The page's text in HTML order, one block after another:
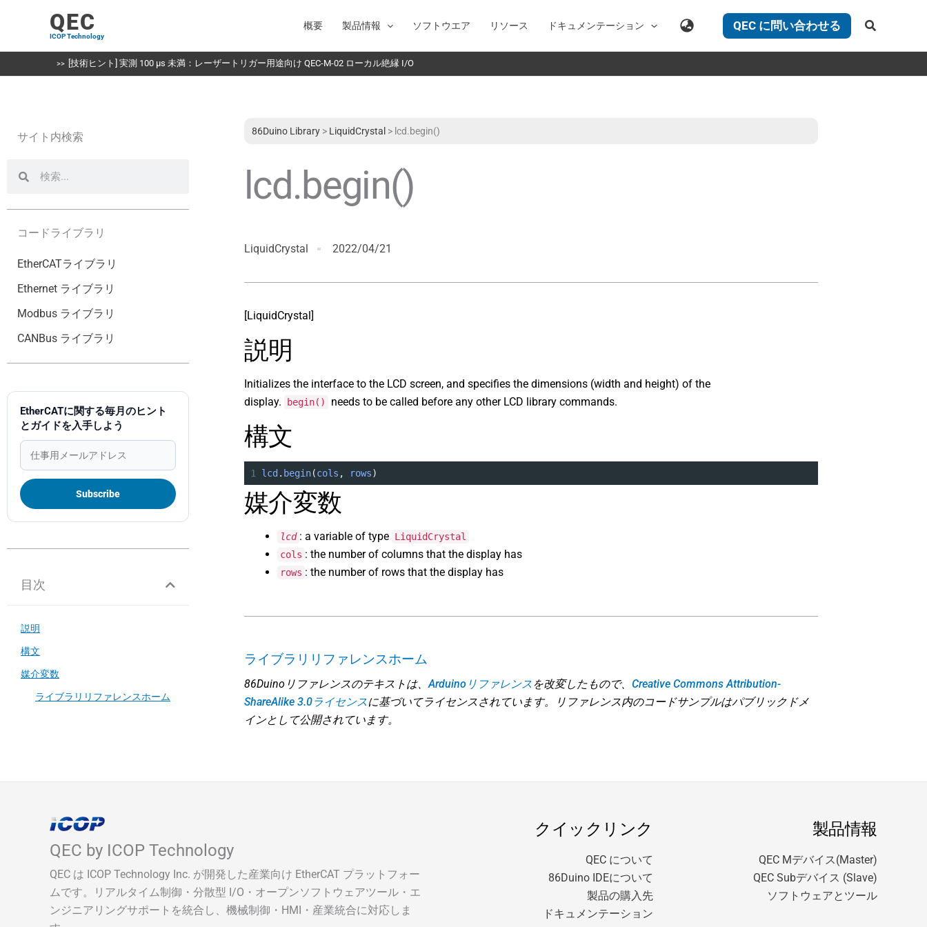
キ
QEC
ICOP Technology
概要 製品情報 ソフトウエア リソース ドキュメンテーション QEC に問い合わせる
検
[技術ヒント] 実測 100 µs 未満：レーザートリガー用途向け QEC-M-02 ローカル絶縁 I/O
サイト内検索
索
コードライブラリ
EtherCATライブラリ
Ethernet ライブラリ
Modbus ライブラリ
CANBus ライブラリ
EtherCATに関する毎月のヒント
とガイドを入手しよう
目次
説明
構文
媒介変数
ライブラリリファレンスホーム
86Duino Library > LiquidCrystal > lcd.begin()
lcd.begin()
LiquidCrystal 2022/04/21
[LiquidCrystal]
説明
Initializes the interface to the LCD screen, and specifies the dimensions (width and height) of the
display.
begin() needs to be called before any other LCD library commands.
構文
1 lcd . begin(cols , rows)
媒介変数
lcd : a variable of type LiquidCrystal
cols : the number of columns that the display has
rows : the number of rows that the display has
ライブラリリファレンスホーム
86Duinoリファレンスのテキストは、Arduinoリファレンスを改変したもので、 Creative Commons Attribution-
ShareAlike 3.0ライセンスに基づいてライセンスされています。リファレンス内のコードサンプルはパブリックドメ
インとして公開されています。
QEC by ICOP Technology
QEC は ICOP Technology Inc. が開発した産業向け EtherCAT プラットフォー
ムです。リアルタイム制御・分散型 I/O・オープンソフトウェアツール・エ
ンジニアリングサポートを統合し、機械制御・HMI・産業統合に対応しま
クイックリンク
QEC について
86Duino IDEについて
製品の購入先
ドキュメンテーション
製品情報
QEC Mデバイス(Master)
QEC Subデバイス (Slave)
ソフトウェアとツール